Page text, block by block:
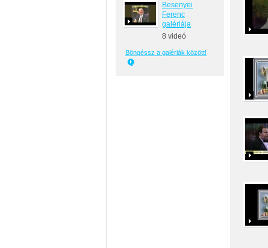
Besenyei
Ferenc
galériája
8 videó
Böngéssz a galériák között!